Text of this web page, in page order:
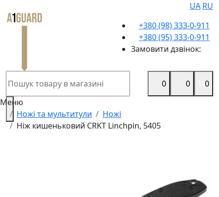
UA RU
+380 (98) 333-0-911
+380 (95) 333-0-911
Замовити дзвінок:
0 0
0
Меню
Ножі та мультитули
Ножі
Ніж кишеньковий CRKT Linchpin, 5405